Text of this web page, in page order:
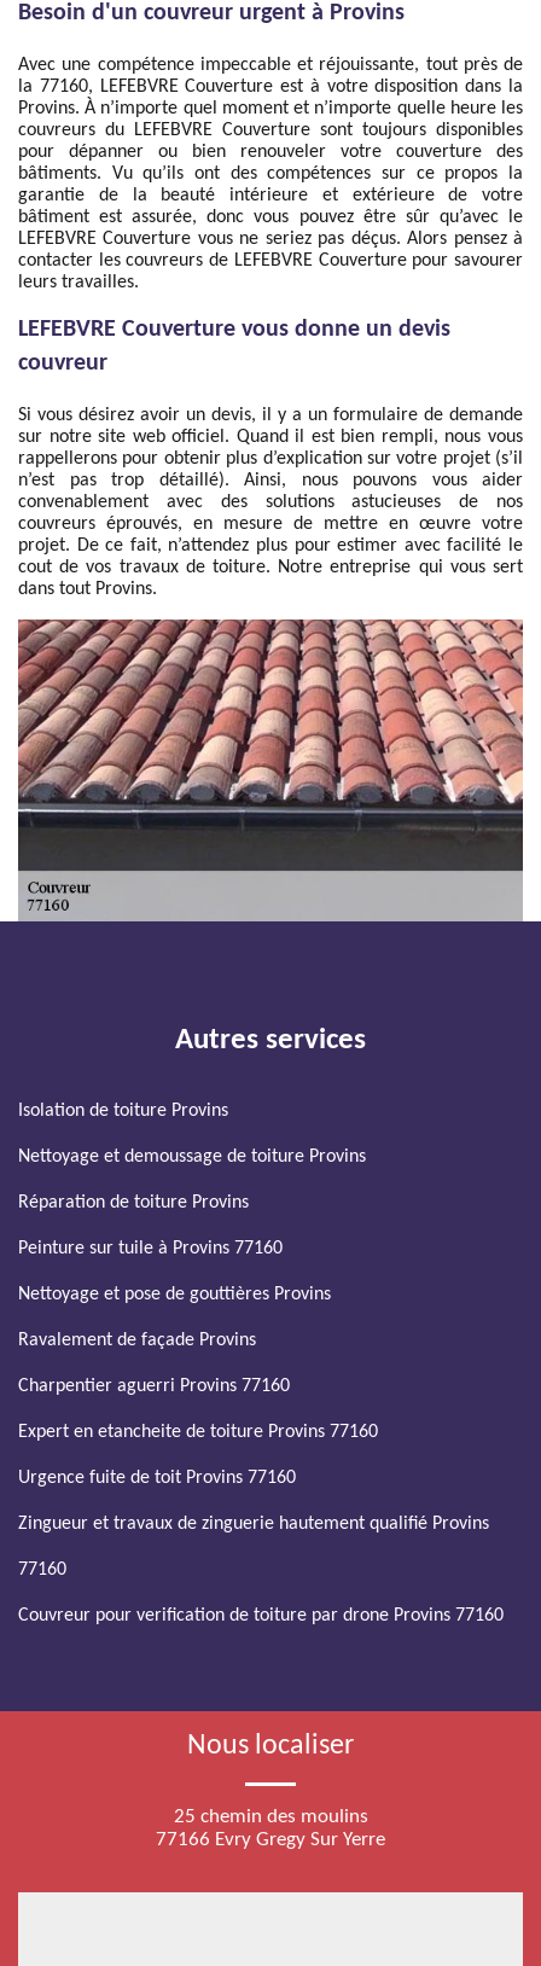
Besoin d'un couvreur urgent à Provins
Avec une compétence impeccable et réjouissante, tout près de
la 77160, LEFEBVRE Couverture est à votre disposition dans la
Provins. À n’importe quel moment et n’importe quelle heure les
couvreurs du LEFEBVRE Couverture sont toujours disponibles
pour dépanner ou bien renouveler votre couverture des
bâtiments. Vu qu’ils ont des compétences sur ce propos la
garantie de la beauté intérieure et extérieure de votre
bâtiment est assurée, donc vous pouvez être sûr qu’avec le
LEFEBVRE Couverture vous ne seriez pas déçus. Alors pensez à
contacter les couvreurs de LEFEBVRE Couverture pour savourer
leurs travailles.
LEFEBVRE Couverture vous donne un devis
couvreur
Si vous désirez avoir un devis, il y a un formulaire de demande
sur notre site web officiel. Quand il est bien rempli, nous vous
rappellerons pour obtenir plus d’explication sur votre projet (s’il
n’est pas trop détaillé). Ainsi, nous pouvons vous aider
convenablement avec des solutions astucieuses de nos
couvreurs éprouvés, en mesure de mettre en œuvre votre
projet. De ce fait, n’attendez plus pour estimer avec facilité le
cout de vos travaux de toiture. Notre entreprise qui vous sert
dans tout Provins.
Autres services
Isolation de toiture Provins
Nettoyage et demoussage de toiture Provins
Réparation de toiture Provins
Peinture sur tuile à Provins 77160
Nettoyage et pose de gouttières Provins
Ravalement de façade Provins
Charpentier aguerri Provins 77160
Expert en etancheite de toiture Provins 77160
Urgence fuite de toit Provins 77160
Zingueur et travaux de zinguerie hautement qualifié Provins
77160
Couvreur pour verification de toiture par drone Provins 77160
Nous localiser
25 chemin des moulins
77166 Evry Gregy Sur Yerre